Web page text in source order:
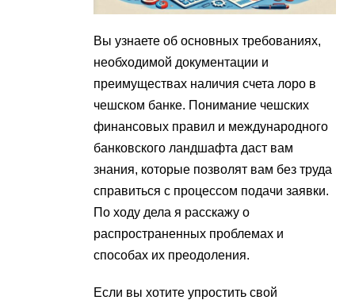
Вы узнаете об основных требованиях,
необходимой документации и
преимуществах наличия счета лоро в
чешском банке. Понимание чешских
финансовых правил и международного
банковского ландшафта даст вам
знания, которые позволят вам без труда
справиться с процессом подачи заявки.
По ходу дела я расскажу о
распространенных проблемах и
способах их преодоления.
Если вы хотите упростить свой